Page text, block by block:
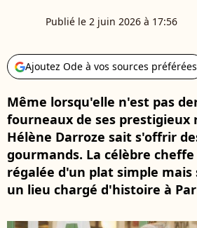
Publié le 2 juin 2026 à 17:56
Ajoutez Ode à vos sources préférées
Même lorsqu'elle n'est pas
fourneaux de ses prestigieux
Hélène Darroze sait s'offrir
gourmands. La célèbre
régalée d'un plat simple mais
un lieu chargé d'histoire à